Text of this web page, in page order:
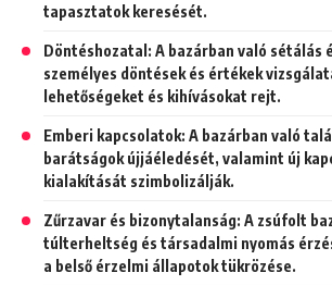
tapasztatok keresését.
Döntéshozatal: A bazárban való sétálás
személyes döntések és értékek
lehetőségeket és kihívásokat rejt.
Emberi kapcsolatok: A bazárban való
barátságok újjáéledését, valamint új
kialakítását szimbolizálják.
Zűrzavar és bizonytalanság: A zsúfolt
túlterheltség és társadalmi nyomás
a belső érzelmi állapotok tükrözése.